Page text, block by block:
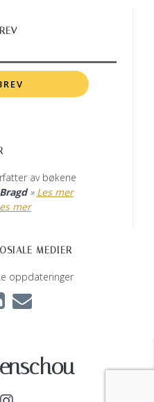
av bøkene
» Les mer
mer
MEDIER
oppdateringer